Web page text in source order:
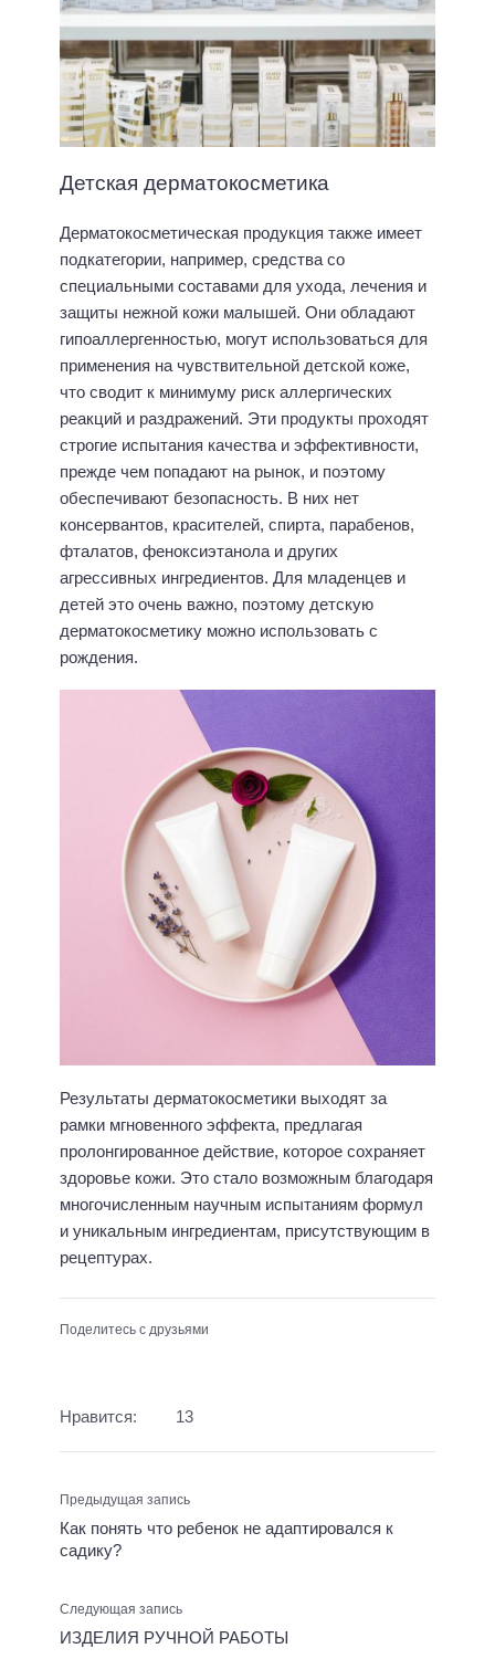
Детская дерматокосметика
Дерматокосметическая продукция также имеет
подкатегории, например, средства со
специальными составами для ухода, лечения и
защиты нежной кожи малышей. Они обладают
гипоаллергенностью, могут использоваться для
применения на чувствительной детской коже,
что сводит к минимуму риск аллергических
реакций и раздражений. Эти продукты проходят
строгие испытания качества и эффективности,
прежде чем попадают на рынок, и поэтому
обеспечивают безопасность. В них нет
консервантов, красителей, спирта, парабенов,
фталатов, феноксиэтанола и других
агрессивных ингредиентов. Для младенцев и
детей это очень важно, поэтому детскую
дерматокосметику можно использовать с
рождения.
Результаты дерматокосметики выходят за
рамки мгновенного эффекта, предлагая
пролонгированное действие, которое сохраняет
здоровье кожи. Это стало возможным благодаря
многочисленным научным испытаниям формул
и уникальным ингредиентам, присутствующим в
рецептурах.
Поделитесь с друзьями
Нравится: 13
Предыдущая запись
Как понять что ребенок не адаптировался к
садику?
Следующая запись
ИЗДЕЛИЯ РУЧНОЙ РАБОТЫ